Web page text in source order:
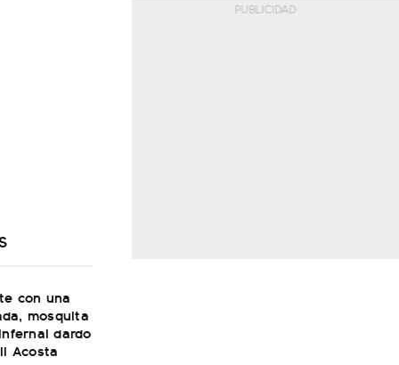
con una
mosquita
dardo
Acosta